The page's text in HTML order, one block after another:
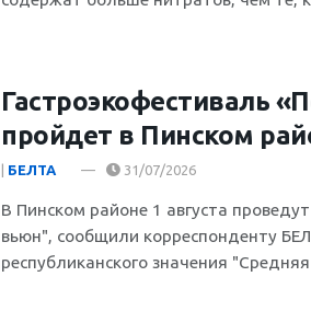
Гастроэкофестиваль
пройдет в Пинском
БЕЛТА 31/07/2026
В Пинском районе 1 августа
вьюн", сообщили корреспонденту
республиканского значения